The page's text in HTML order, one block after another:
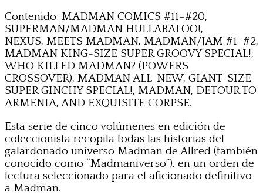
Contenido: MADMAN COMICS #11–#20,
SUPERMAN/MADMAN HULLABALOO!,
NEXUS, MEETS MADMAN, MADMAN/JAM #1–#2,
MADMAN KING-SIZE SUPER GROOVY SPECIAL!,
WHO KILLED MADMAN? (POWERS
CROSSOVER), MADMAN ALL-NEW, GIANT-SIZE
SUPER GINCHY SPECIAL!, MADMAN, DETOUR TO
ARMENIA, AND EXQUISITE CORPSE.
Esta serie de cinco volúmenes en edición de
coleccionista recopila todas las historias del
galardonado universo Madman de Allred (también
conocido como “Madmaniverso”), en un orden de
lectura seleccionado para el aficionado definitivo
a Madman.